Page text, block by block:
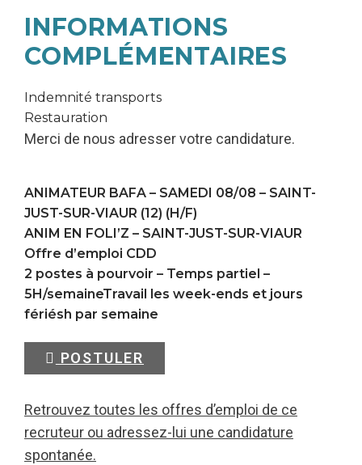
INFORMATIONS
COMPLÉMENTAIRES
Indemnité transports
Restauration
Merci de nous adresser votre candidature.
ANIMATEUR BAFA – SAMEDI 08/08 – SAINT-
JUST-SUR-VIAUR (12) (H/F)
ANIM EN FOLI’Z – SAINT-JUST-SUR-VIAUR
Offre d’emploi CDD
2 postes à pourvoir – Temps partiel –
5H/semaineTravail les week-ends et jours
fériésh par semaine
POSTULER
Retrouvez toutes les offres d’emploi de ce
recruteur ou adressez-lui une candidature
spontanée.